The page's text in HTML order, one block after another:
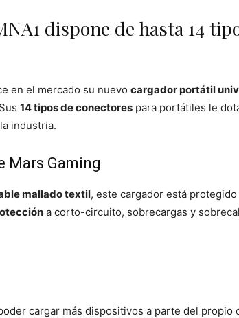
dispone de hasta 14
en el mercado su nuevo cargador portátil
14 tipos de conectores para portátiles le
industria.
Mars Gaming
mallado textil, este cargador está
a corto-circuito, sobrecargas y
cargar más dispositivos a parte del